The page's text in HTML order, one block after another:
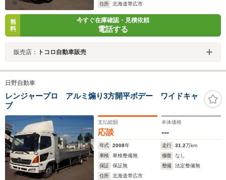
住所
北海道帯広市
無
料
今すぐ在庫確認・見積依頼
電話する
販売店： トコロ自動車販売
日野自動車
レンジャープロ アルミ煽り3方開平ボデー ワイドキャ
ブ
支払総額
応談
本体価格
---
年式 2008年 走行 31.2万km
車検
車検整備無 修復
なし
保証
保証無 整備
法定整備無
住所
北海道帯広市